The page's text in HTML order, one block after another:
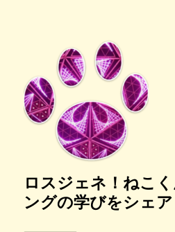
ロスジェネ！ねこ
ングの学びをシェア